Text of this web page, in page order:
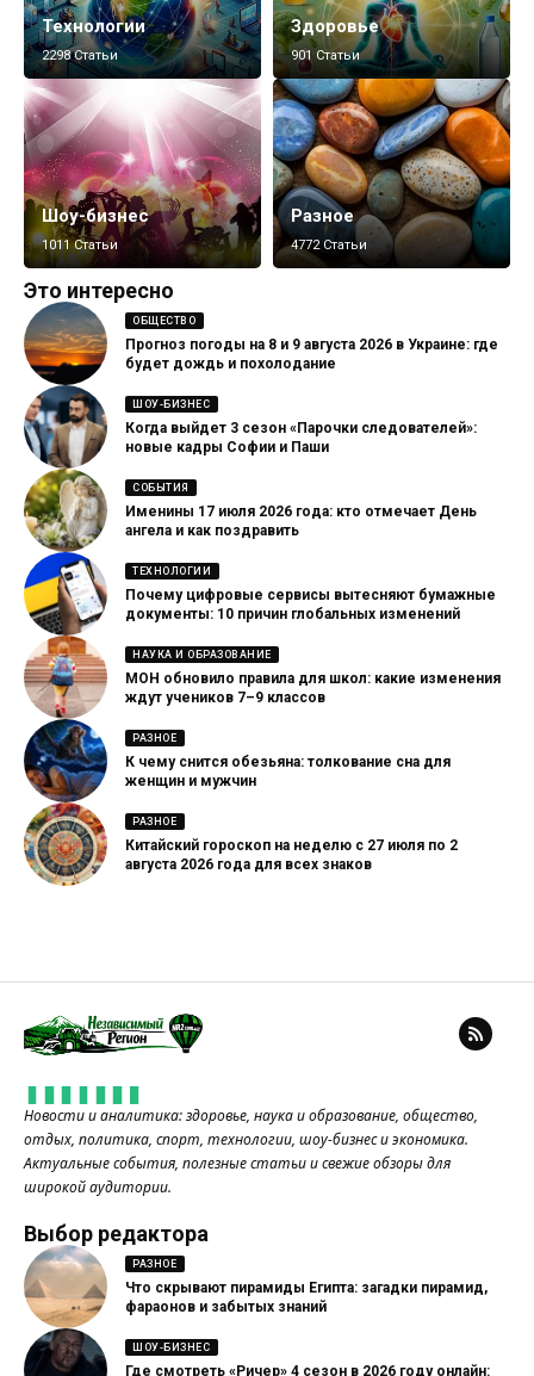
Технологии
2298 Статьи
Здоровье
901 Статьи
Шоу-бизнес
1011 Статьи
Разное
4772 Статьи
Это интересно
ОБЩЕСТВО
Прогноз погоды на 8 и 9 августа 2026 в Украине: где
будет дождь и похолодание
ШОУ-БИЗНЕС
Когда выйдет 3 сезон «Парочки следователей»:
новые кадры Софии и Паши
СОБЫТИЯ
Именины 17 июля 2026 года: кто отмечает День
ангела и как поздравить
ТЕХНОЛОГИИ
Почему цифровые сервисы вытесняют бумажные
документы: 10 причин глобальных изменений
НАУКА И ОБРАЗОВАНИЕ
МОН обновило правила для школ: какие изменения
ждут учеников 7–9 классов
РАЗНОЕ
К чему снится обезьяна: толкование сна для
женщин и мужчин
РАЗНОЕ
Китайский гороскоп на неделю с 27 июля по 2
августа 2026 года для всех знаков
Новости и аналитика: здоровье, наука и образование, общество,
отдых, политика, спорт, технологии, шоу-бизнес и экономика.
Актуальные события, полезные статьи и свежие обзоры для
широкой аудитории.
Выбор редактора
РАЗНОЕ
Что скрывают пирамиды Египта: загадки пирамид,
фараонов и забытых знаний
ШОУ-БИЗНЕС
Где смотреть «Ричер» 4 сезон в 2026 году онлайн: